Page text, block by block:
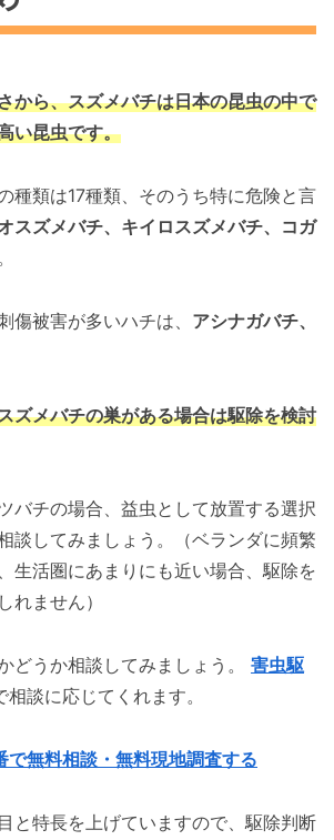
から、スズメバチは日本の昆虫の中で
い昆虫です。
種類は17種類、そのうち特に危険と言
スズメバチ、キイロスズメバチ、コガ
傷被害が多いハチは、 アシナガバチ、
ズメバチの巣がある場合は駆除を検討
バチの場合、益虫として放置する選択
談してみましょう。（ベランダに頻繁
生活圏にあまりにも近い場合、駆除を
れません）
どうか相談してみましょう。 害虫駆
相談に応じてくれます。
で無料相談・無料現地調査する
と特長を上げていますので、駆除判断